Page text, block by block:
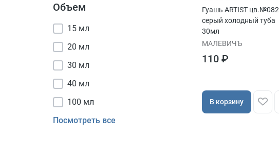
Объем
15 мл
20 мл
30 мл
40 мл
100 мл
Посмотреть все
Гуашь ARTIST цв.№082
серый холодный туба
30мл
МАЛЕВИЧЪ
110 ₽
В корзину